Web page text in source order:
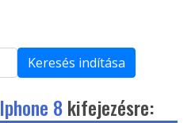
Keresés indítása
Iphone 8kifejezésre: